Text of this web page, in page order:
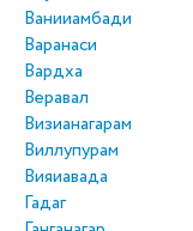
Ванииамбади
Варанаси
Вардха
Веравал
Визианагарам
Виллупурам
Вияиавада
Гадаг